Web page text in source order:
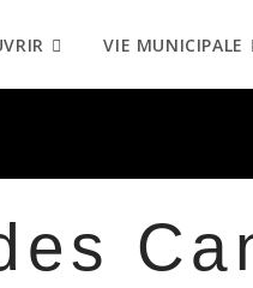
VIE MUNICIPALE